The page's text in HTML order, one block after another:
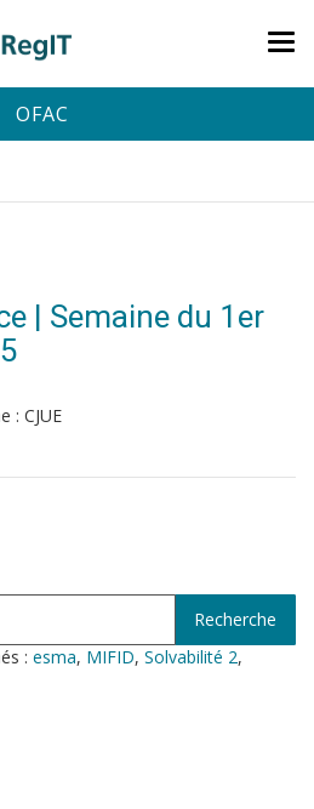
OFAC
| Semaine du 1er
: CJUE
: esma, MIFID, Solvabilité 2,